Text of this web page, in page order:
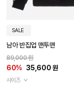
SALE
남아 반집업 맨투맨
89,000 원
60% 35,600 원
사이즈